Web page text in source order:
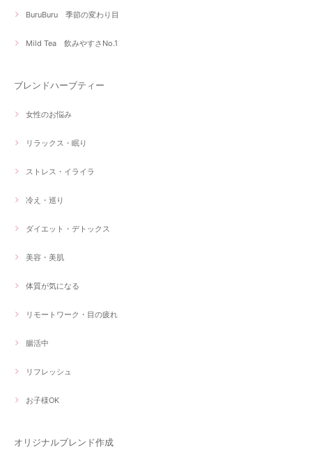
BuruBuru 季節の変わり目
Mild Tea 飲みやすさNo.1
ブレンドハーブティー
女性のお悩み
リラックス・眠り
ストレス・イライラ
冷え・巡り
ダイエット・デトックス
美容・美肌
体質が気になる
リモートワーク・目の疲れ
腸活中
リフレッシュ
お子様OK
オリジナルブレンド作成